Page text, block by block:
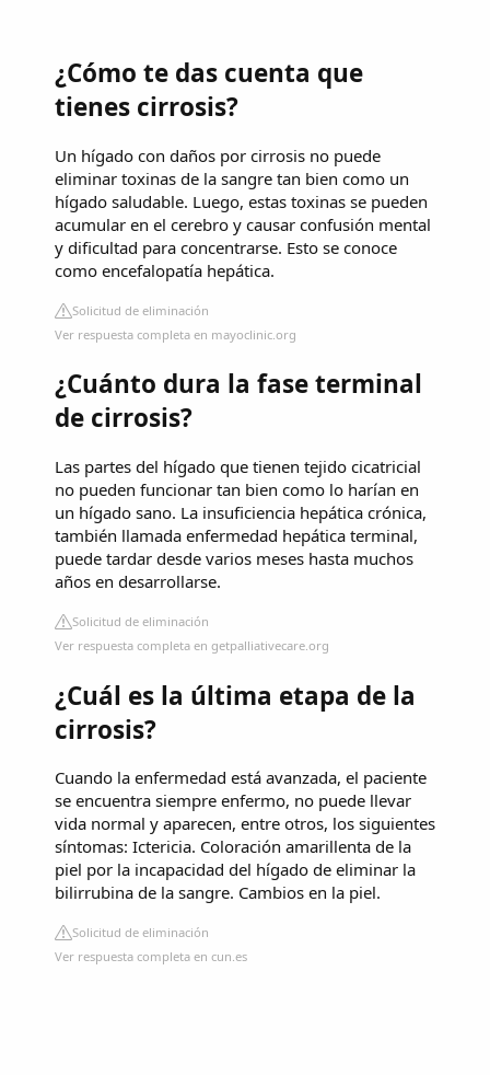
¿Cómo te das cuenta que
tienes cirrosis?
Un hígado con daños por cirrosis no puede
eliminar toxinas de la sangre tan bien como un
hígado saludable. Luego, estas toxinas se pueden
acumular en el cerebro y causar confusión mental
y dificultad para concentrarse. Esto se conoce
como encefalopatía hepática.
Solicitud de eliminación
Ver respuesta completa en mayoclinic.org
¿Cuánto dura la fase terminal
de cirrosis?
Las partes del hígado que tienen tejido cicatricial
no pueden funcionar tan bien como lo harían en
un hígado sano. La insuficiencia hepática crónica,
también llamada enfermedad hepática terminal,
puede tardar desde varios meses hasta muchos
años en desarrollarse.
Solicitud de eliminación
Ver respuesta completa en getpalliativecare.org
¿Cuál es la última etapa de la
cirrosis?
Cuando la enfermedad está avanzada, el paciente
se encuentra siempre enfermo, no puede llevar
vida normal y aparecen, entre otros, los siguientes
síntomas: Ictericia. Coloración amarillenta de la
piel por la incapacidad del hígado de eliminar la
bilirrubina de la sangre. Cambios en la piel.
Solicitud de eliminación
Ver respuesta completa en cun.es